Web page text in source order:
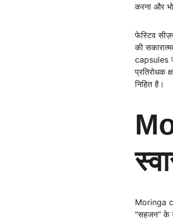
करना और
फेस्टिव
की
capsules
प्रतिरोधक
निहित है।
Moringa
"सहजन" के